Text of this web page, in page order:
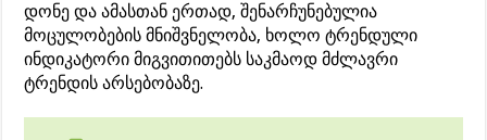
დონე და ამასთან ერთად, შენარჩუნებულია
მოცულობების მნიშვნელობა, ხოლო ტრენდული
ინდიკატორი მიგვითითებს საკმაოდ მძლავრი
ტრენდის არსებობაზე.